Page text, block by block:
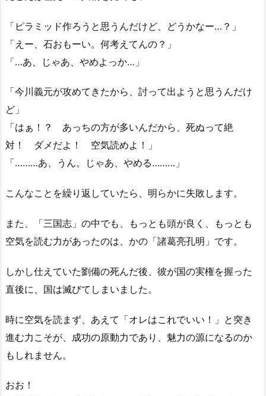
「ピラミッド作ろうと思うんだけど、どうかなー…？」
「えー、石おもーい。何考えてんの？」
「…あ、じゃあ、やめよっか…」
「今川義元が攻めてきたから、討って出ようと思うんだけ
ど」
「はぁ！？ あっちの方が多いんだから、死ぬって絶
対！ ダメだよ！ 空気読めよ！」
「………あ、うん。じゃあ、やめる………」
こんなことを繰り返していたら、明らかに失敗します。
また、「三国志」の中でも、もっとも頭が良く、もっとも
空気を読む力があったのは、かの「諸葛亮孔明」です。
しかし仕えていた劉備の死んだ後、彼が国の実権を握った
直後に、国は滅びてしまいました。
時に空気を読まず、あえて「オレはこれでいい！」と突き
進む力こそが、成功の原動力であり、魅力の源になるのか
もしれません。
おお！